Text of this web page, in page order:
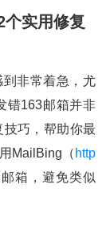
个实用修复
到非常着急，尤
错163邮箱并非
巧，帮助你最
MailBing（ http
箱，避免类似